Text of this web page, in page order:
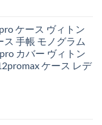
ケース ヴィトン
手帳 モノグラム
カバー ヴィトン
ケース レデ